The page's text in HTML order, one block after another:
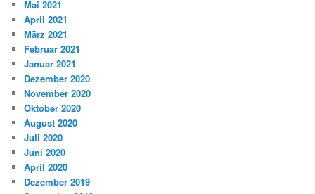
Mai 2021
April 2021
März 2021
Februar 2021
Januar 2021
Dezember 2020
November 2020
Oktober 2020
August 2020
Juli 2020
Juni 2020
April 2020
Dezember 2019